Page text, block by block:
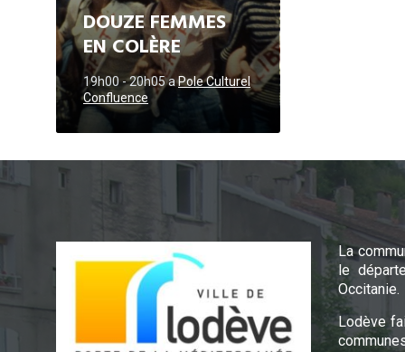
DOUZE FEMMES
EN COLÈRE
19h00 - 20h05aPole Culturel
Confluence
La
le
Occitanie.
Lodève